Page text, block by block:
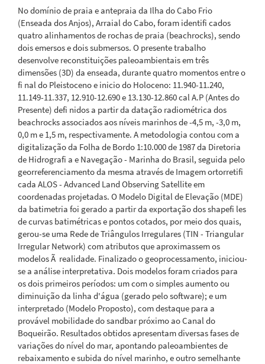
No domínio de praia e antepraia da Ilha do Cabo Frio
(Enseada dos Anjos), Arraial do Cabo, foram identifi cados
quatro alinhamentos de rochas de praia (beachrocks), sendo
dois emersos e dois submersos. O presente trabalho
desenvolve reconstituições paleoambientais em três
dimensões (3D) da enseada, durante quatro momentos entre o
fi nal do Pleistoceno e inicio do Holoceno: 11.940-11.240,
11.149-11.337, 12.910-12.690 e 13.130-12.860 cal A.P (Antes do
Presente) defi nidos a partir da datação radiométrica dos
beachrocks associados aos níveis marinhos de -4,5 m, -3,0 m,
0,0 m e 1,5 m, respectivamente. A metodologia contou com a
digitalização da Folha de Bordo 1:10.000 de 1987 da Diretoria
de Hidrografi a e Navegação - Marinha do Brasil, seguida pelo
georreferenciamento da mesma através de Imagem ortorretifi
cada ALOS - Advanced Land Observing Satellite em
coordenadas projetadas. O Modelo Digital de Elevação (MDE)
da batimetria foi gerado a partir da exportação dos shapefi les
de curvas batimétricas e pontos cotados, por meio dos quais,
gerou-se uma Rede de Triângulos Irregulares (TIN - Triangular
Irregular Network) com atributos que aproximassem os
modelos Ã realidade. Finalizado o geoprocessamento, iniciou-
se a análise interpretativa. Dois modelos foram criados para
os dois primeiros períodos: um com o simples aumento ou
diminuição da linha d'água (gerado pelo software); e um
interpretado (Modelo Proposto), com destaque para a
provável mobilidade do sandbar próximo ao Canal do
Boqueirão. Resultados obtidos apresentam diversas fases de
variações do nível do mar, apontando paleoambientes de
rebaixamento e subida do nível marinho, e outro semelhante